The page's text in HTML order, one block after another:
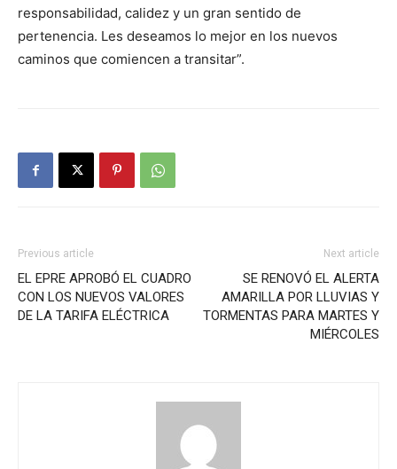
responsabilidad, calidez y un gran sentido de
pertenencia. Les deseamos lo mejor en los nuevos
caminos que comiencen a transitar”.
Previous article
EL EPRE APROBÓ EL CUADRO
CON LOS NUEVOS VALORES
DE LA TARIFA ELÉCTRICA
Next article
SE RENOVÓ EL ALERTA
AMARILLA POR LLUVIAS Y
TORMENTAS PARA MARTES Y
MIÉRCOLES